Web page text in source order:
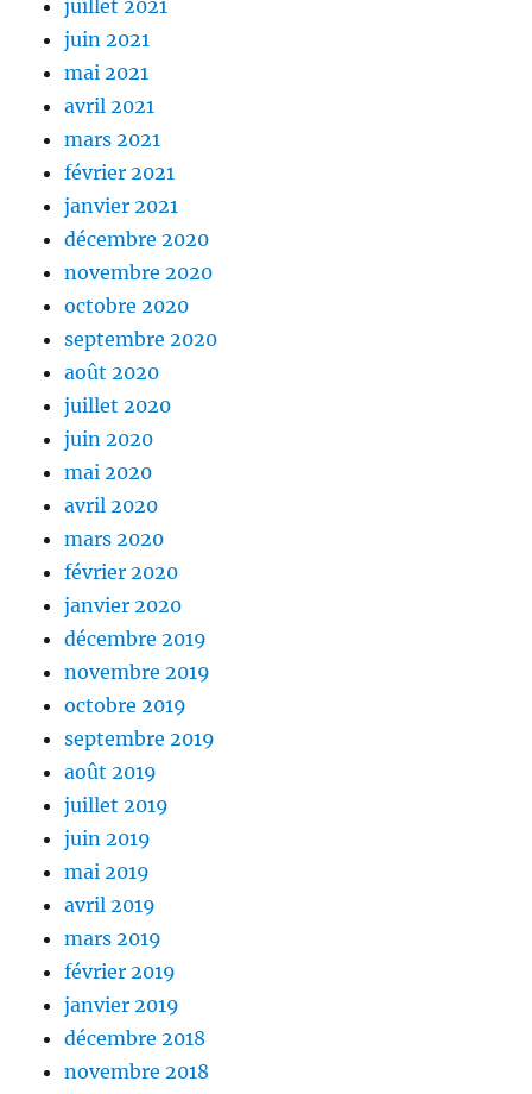
juillet 2021
juin 2021
mai 2021
avril 2021
mars 2021
février 2021
janvier 2021
décembre 2020
novembre 2020
octobre 2020
septembre 2020
août 2020
juillet 2020
juin 2020
mai 2020
avril 2020
mars 2020
février 2020
janvier 2020
décembre 2019
novembre 2019
octobre 2019
septembre 2019
août 2019
juillet 2019
juin 2019
mai 2019
avril 2019
mars 2019
février 2019
janvier 2019
décembre 2018
novembre 2018